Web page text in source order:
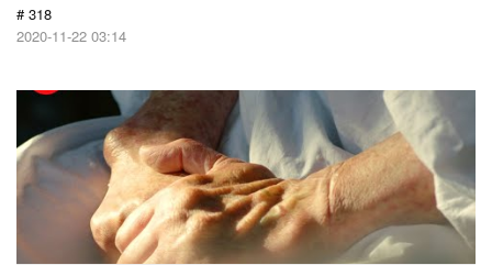
# 318
2020-11-22 03:14